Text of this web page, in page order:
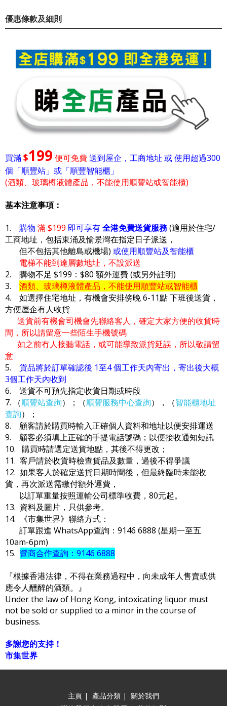
優惠條款及細則
買滿$199 便可免費送到屋企，工商地址 或 使用超過300
個「順豐站」或「順豐智能櫃」
(酒類、玻璃樽液體產品，不能使用順豐站或智能櫃)
基本注意事項：
1. 購物 滿 $199 即可享有全港免費送貨服務(適用於住宅/
工商地址，包括東涌及愉景灣在指定日子派送，
但不包括其他離島或機場) 或使用順豐站及智能櫃
電梯不能到達層數地址，不設派送
2. 購物不足 $199：$80 額外運費 (或另外註明)
3. 酒類、玻璃樽液體產品，不能使用順豐站或智能櫃
4. 如選擇住宅地址，有機會安排傍晚 6-11點 下班後送貨，
方便屋企有人收貨
送貨前有機會司機會先聯絡客人，確定大家方便的收貨時
間，所以請留意一些陌生手機號碼
如之前冇人接聽電話，或可能導致派貨延誤，所以敬請留
意
5. 貨品將於訂單確認後 1至4 個工作天內寄出，寄出後大概
3個工作天內收到
6. 送貨不可預先指定收貨日期或時段
7. （順豐站查詢）；（順豐服務中心查詢），（智能櫃地址
查詢）；
8. 顧客請於購買時輸入正確個人資料和地址以便安排運送
9. 顧客必須填上正確的手提電話號碼；以便接收通知短訊
10. 購買時請選定送貨地點，其後不得更改；
11. 客戶請於收貨時檢查貨品及數量，過後不得爭議
12. 如果客人於確定送貨日期時間後，但最終臨時未能收
貨，再次派送需繳付額外運費，
以訂單重量按照運輸公司標準收費，80元起。
13. 資料及圖片，只供參考。
14. 《市集世界》聯絡方式：
訂單跟進 WhatsApp查詢：9146 6888 (星期一至五
10am-6pm)
15. 營商合作查詢：9146 6888
『根據香港法律，不得在業務過程中，向未成年人售賣或供
應令人醺醉的酒類。』
Under the law of Hong Kong, intoxicating liquor must
not be sold or supplied to a minor in the course of
business.
多謝您的支持！
市集世界
主頁 | 產品分類 | 關於我們